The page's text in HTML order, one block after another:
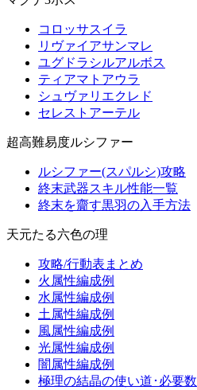
コロッサスイラ
リヴァイアサンマレ
ユグドラシルアルボス
ティアマトアウラ
シュヴァリエクレド
セレストアーテル
超高難易度ルシファー
ルシファー(スパルシ)攻略
終末武器スキル性能一覧
終末を齎す黒羽の入手方法
天元たる六色の理
攻略/行動表まとめ
火属性編成例
水属性編成例
土属性編成例
風属性編成例
光属性編成例
闇属性編成例
極理の結晶の使い道･必要数